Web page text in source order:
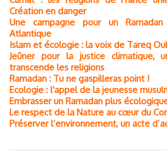
Création en danger
Une campagne pour un
Atlantique
Islam et écologie : la voix de Tareq
Jeûner pour la justice climatique,
transcende les religions
Ramadan : Tu ne gaspilleras point !
Ecologie : l'appel de la jeunesse
Embrasser un Ramadan plus
Le respect de la Nature au cœur du
Préserver l’environnement, un acte